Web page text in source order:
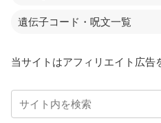
遺伝子コード・呪文一覧
当サイトはアフィリエイト広告